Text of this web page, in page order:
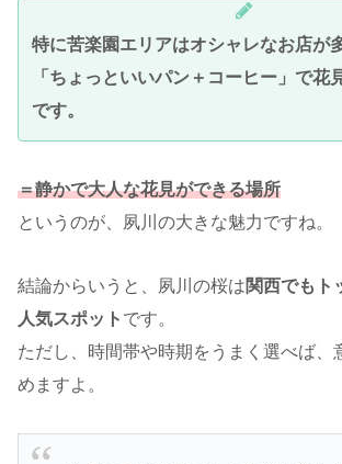
特に苦楽園エリアはオシャレなお店が
「ちょっといいパン＋コーヒー」で花
です。
＝静かで大人な花見ができる場所
というのが、夙川の大きな魅力ですね。
結論からいうと、夙川の桜は関西でもト
人気スポット です。
ただし、時間帯や時期をうまく選べば、
めますよ。